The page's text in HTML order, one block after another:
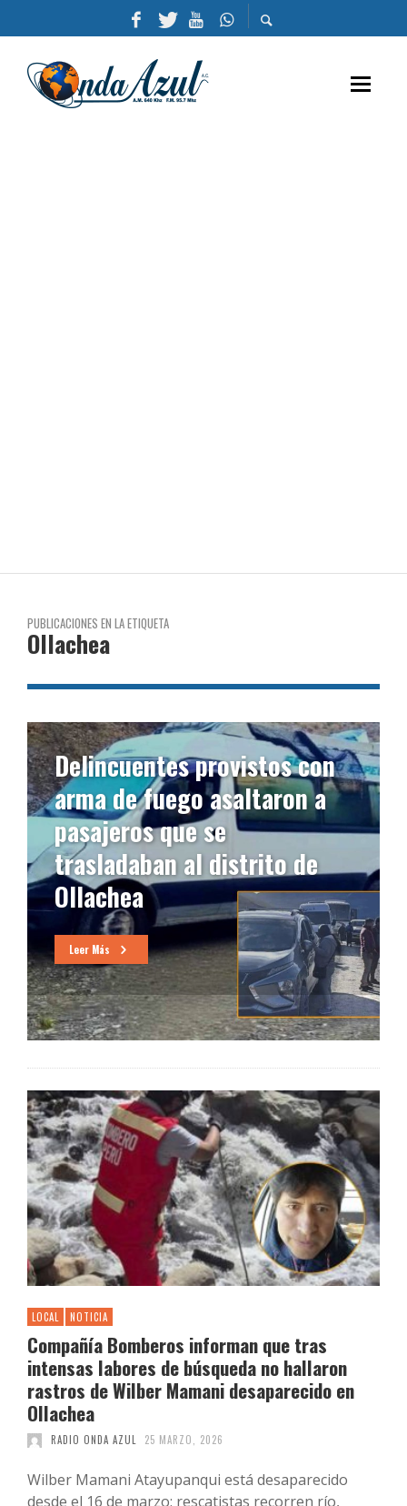
PUBLICACIONES EN LA ETIQUETA
Ollachea
Delincuentes provistos con
arma de fuego asaltaron a
pasajeros que se
trasladaban al distrito de
Ollachea
Leer Más
LOCAL NOTICIA
Compañía Bomberos informan que tras
intensas labores de búsqueda no hallaron
rastros de Wilber Mamani desaparecido en
Ollachea
RADIO ONDA AZUL 25 MARZO, 2026
Wilber Mamani Atayupanqui está desaparecido
desde el 16 de marzo; rescatistas recorren río,